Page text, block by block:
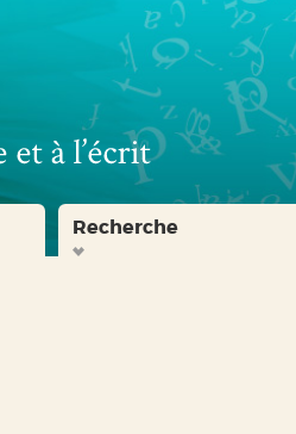
Recherche